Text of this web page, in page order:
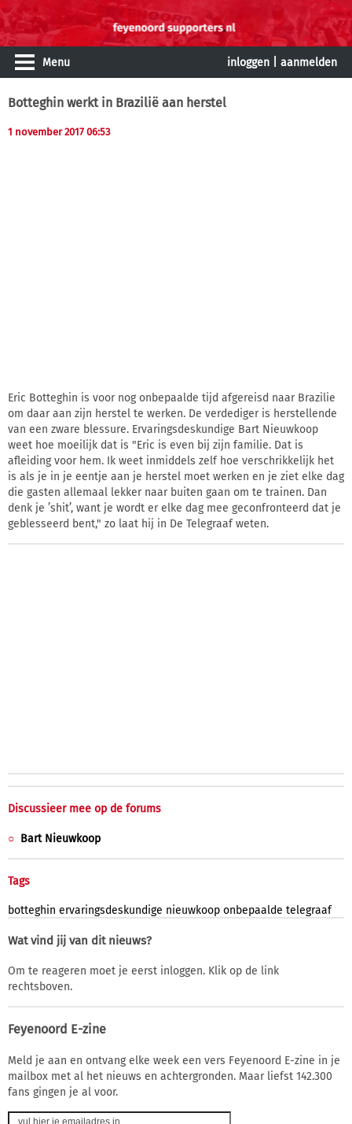
Menu inloggen aanmelden
Botteghin werkt in Brazilië aan herstel
1 november 2017 06:53
Eric Botteghin is voor nog onbepaalde tijd afgereisd naar Brazilie
om daar aan zijn herstel te werken. De verdediger is herstellende
van een zware blessure. Ervaringsdeskundige Bart Nieuwkoop
weet hoe moeilijk dat is "Eric is even bij zijn familie. Dat is
afleiding voor hem. Ik weet inmiddels zelf hoe verschrikkelijk het
is als je in je eentje aan je herstel moet werken en je ziet elke dag
die gasten allemaal lekker naar buiten gaan om te trainen. Dan
denk je ’shit’, want je wordt er elke dag mee geconfronteerd dat je
geblesseerd bent," zo laat hij in De Telegraaf weten.
Discussieer mee op de forums
Bart Nieuwkoop
Tags
botteghin ervaringsdeskundige nieuwkoop onbepaalde telegraaf
Wat vind jij van dit nieuws?
Om te reageren moet je eerst inloggen. Klik op de link
rechtsboven.
Feyenoord E-zine
Meld je aan en ontvang elke week een vers Feyenoord E-zine in je
mailbox met al het nieuws en achtergronden. Maar liefst 142.300
fans gingen je al voor.